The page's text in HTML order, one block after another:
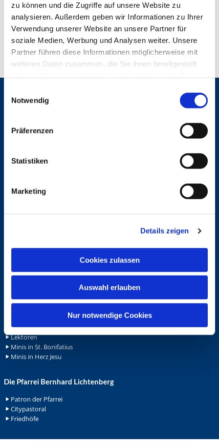
zu können und die Zugriffe auf unsere Website zu
analysieren. Außerdem geben wir Informationen zu Ihrer
Verwendung unserer Website an unsere Partner für
soziale Medien, Werbung und Analysen weiter. Unsere
Partner führen diese Informationen möglicherweise mit
weiteren Daten zusammen, die Sie ihnen bereitgestellt
Notwendig
Präferenzen
Statistiken
Marketing
Details zeigen
Cookies zulassen
Auswahl erlauben
Nur notwendige Cookies
Gemeinden
Herz Jesu
Ansprechpersonen
Archiv
Notfalltelefon
Stellenanzeigen
Ehrenamt in der Pfarrei
Gemeindediakonat
Gottesdienstbeauftrage
Küsterdienst
Lektoren
Minis in St. Bonifatius
Minis in Herz Jesu
Die Pfarrei Bernhard Lichtenberg
Patron der Pfarrei
Citypastoral
Friedhöfe